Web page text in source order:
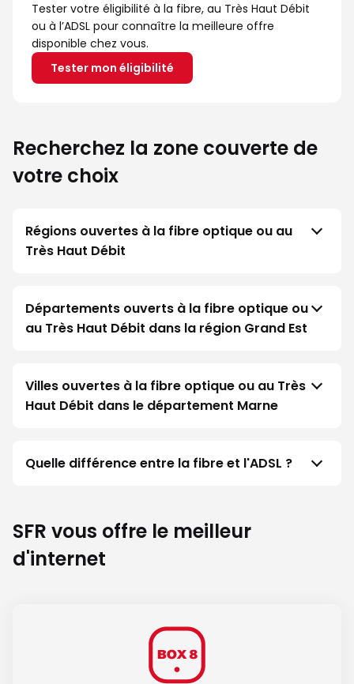
Tester votre éligibilité à la fibre, au Très Haut Débit
ou à l’ADSL pour connaître la meilleure offre
disponible chez vous.
Tester mon éligibilité
Recherchez la zone couverte de
votre choix
Régions ouvertes à la fibre optique ou au
Très Haut Débit
Départements ouverts à la fibre optique ou
au Très Haut Débit dans la région Grand Est
Villes ouvertes à la fibre optique ou au Très
Haut Débit dans le département Marne
Quelle différence entre la fibre et l'ADSL ?
SFR vous offre le meilleur
d'internet